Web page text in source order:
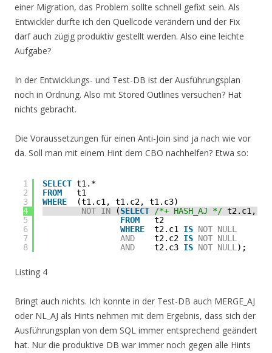
einer Migration, das Problem sollte schnell gefixt sein. Als
Entwickler durfte ich den Quellcode verändern und der Fix
darf auch zügig produktiv gestellt werden. Also eine leichte
Aufgabe?
In der Entwicklungs- und Test-DB ist der Ausführungsplan
noch in Ordnung. Also mit Stored Outlines versuchen? Hat
nichts gebracht.
Die Voraussetzungen für einen Anti-Join sind ja nach wie vor
da. Soll man mit einem Hint dem CBO nachhelfen? Etwa so:
1
2
3
4
5
6
7
8
SELECT t1.*
FROM
t1
WHERE
(t1.c1, t1.c2, t1.c3)
NOT IN (SELECT /*+ HASH_AJ */ t2.c1,
FROM
t2
WHERE
t2.c1 IS NOT NULL
AND
t2.c2 IS NOT NULL
AND
t2.c3 IS NOT NULL );
Listing 4
Bringt auch nichts. Ich konnte in der Test-DB auch MERGE_AJ
oder NL_AJ als Hints nehmen mit dem Ergebnis, dass sich der
Ausführungsplan von dem SQL immer entsprechend geändert
hat. Nur die produktive DB war immer noch gegen alle Hints